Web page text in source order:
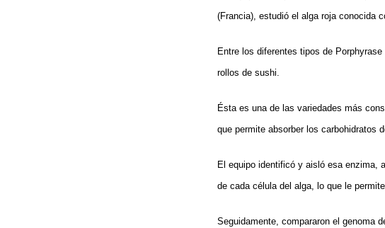
(Francia), estudió el alga roja conocida
Entre los diferentes tipos de
rollos de sushi.
Ésta es una de las variedades más
que permite absorber los carbohidratos
El equipo identificó y aisló esa enzima,
de cada célula del alga, lo que le
Seguidamente, compararon el genoma